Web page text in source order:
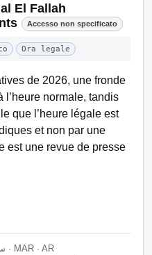
El Fallah
Accesso non specificato
Ora legale
de 2026, une fronde
l’heure normale, tandis
que l’heure légale est
et non par une
est une revue de presse
2026-04-22 · Sin Press - سين بريس · MAR · AR